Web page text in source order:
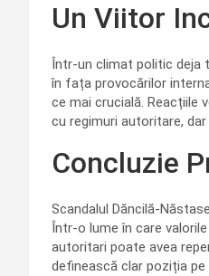
Un Viitor
Într-un climat politic deja
în fața provocărilor
ce mai crucială. Reacțiile
cu regimuri autoritare,
Concluzie
Scandalul Dăncilă-
Într-o lume în care
autoritari poate avea
definească clar poziția